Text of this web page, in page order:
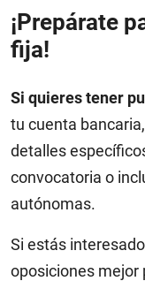
¡Prepárate
fija!
Si quieres tener
tu cuenta
detalles
convocatoria o
autónomas.
Si estás
oposiciones mejor